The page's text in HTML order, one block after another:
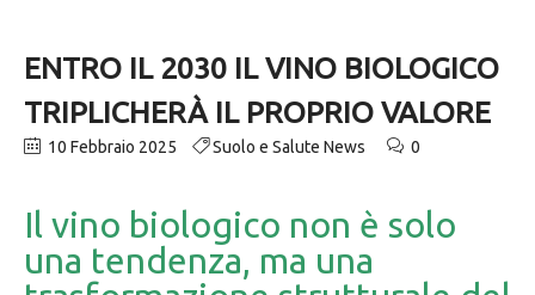
ENTRO IL 2030 IL VINO BIOLOGICO
TRIPLICHERÀ IL PROPRIO VALORE
10 Febbraio 2025 Suolo e Salute News 0
Il vino biologico non è solo
una tendenza, ma una